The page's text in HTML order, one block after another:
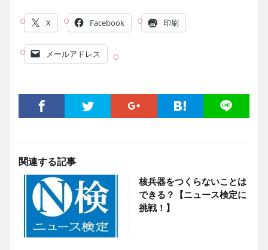
X Facebook 印刷
メールアドレス
関連する記事
核兵器をつくらないことは
できる？【ニュース検定に
挑戦！】